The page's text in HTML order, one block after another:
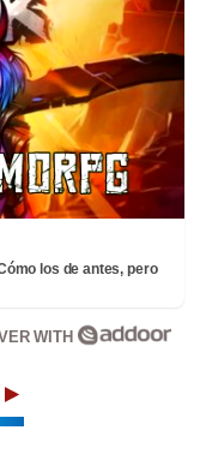
los de antes, pero
WITH